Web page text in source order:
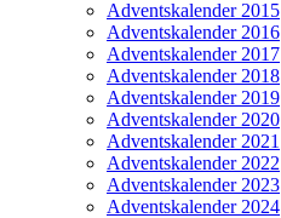
Adventskalender 2015
Adventskalender 2016
Adventskalender 2017
Adventskalender 2018
Adventskalender 2019
Adventskalender 2020
Adventskalender 2021
Adventskalender 2022
Adventskalender 2023
Adventskalender 2024